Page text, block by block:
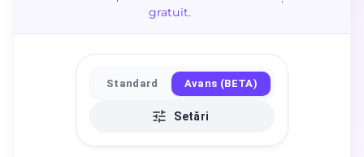
gratuit.
Standard Avans (BETA)
Setări